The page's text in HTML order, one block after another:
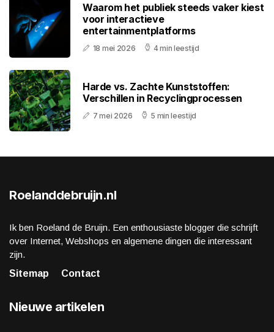
Waarom het publiek steeds vaker kiest
voor interactieve
entertainmentplatforms
18 mei 2026 4 min leestijd
Harde vs. Zachte Kunststoffen:
Verschillen in Recyclingprocessen
7 mei 2026 5 min leestijd
Roelanddebruijn.nl
Ik ben Roeland de Bruijn. Een enthousiaste blogger die schrijft
over Internet, Webshops en algemene dingen die interessant
zijn.
Sitemap
Contact
Nieuwe artikelen